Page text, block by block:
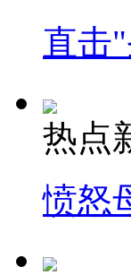
直击
热点
愤怒